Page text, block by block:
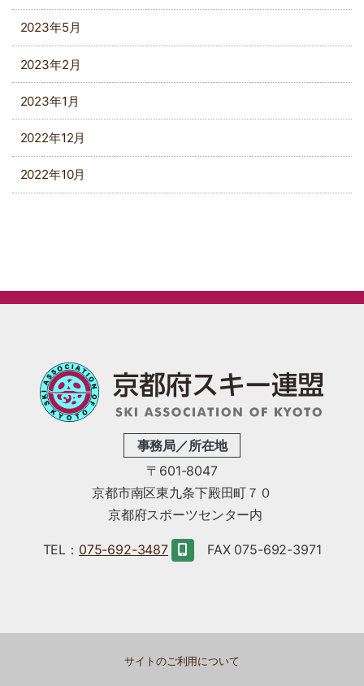
2023年5月
2023年2月
2023年1月
2022年12月
2022年10月
事務局／所在地
〒601-8047
京都市南区東九条下殿田町７０
京都府スポーツセンター内
TEL： 075-692-3487 FAX 075-692-3971
サイトのご利用について